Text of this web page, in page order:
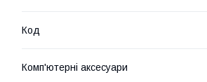
Код
Комп'ютерні аксесуари